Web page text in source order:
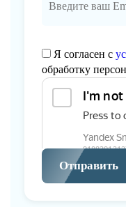
Я согласен с
обработку
Отправить